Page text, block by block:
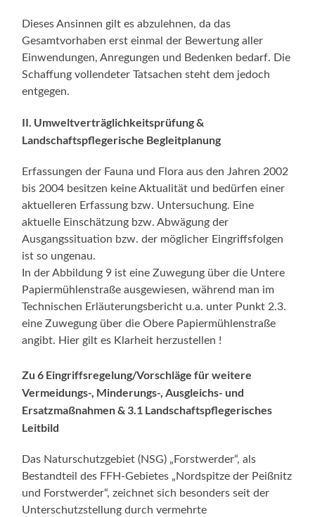
Dieses Ansinnen gilt es abzulehnen, da das
Gesamtvorhaben erst einmal der Bewertung aller
Einwendungen, Anregungen und Bedenken bedarf. Die
Schaffung vollendeter Tatsachen steht dem jedoch
entgegen.
II. Umweltverträglichkeitsprüfung &
Landschaftspflegerische Begleitplanung
Erfassungen der Fauna und Flora aus den Jahren 2002
bis 2004 besitzen keine Aktualität und bedürfen einer
aktuelleren Erfassung bzw. Untersuchung. Eine
aktuelle Einschätzung bzw. Abwägung der
Ausgangssituation bzw. der möglicher Eingriffsfolgen
ist so ungenau.
In der Abbildung 9 ist eine Zuwegung über die Untere
Papiermühlenstraße ausgewiesen, während man im
Technischen Erläuterungsbericht u.a. unter Punkt 2.3.
eine Zuwegung über die Obere Papiermühlenstraße
angibt. Hier gilt es Klarheit herzustellen !
Zu 6 Eingriffsregelung/Vorschläge für weitere
Vermeidungs-, Minderungs-, Ausgleichs- und
Ersatzmaßnahmen & 3.1 Landschaftspflegerisches
Leitbild
Das Naturschutzgebiet (NSG) „Forstwerder“, als
Bestandteil des FFH-Gebietes „Nordspitze der Peißnitz
und Forstwerder“, zeichnet sich besonders seit der
Unterschutzstellung durch vermehrte